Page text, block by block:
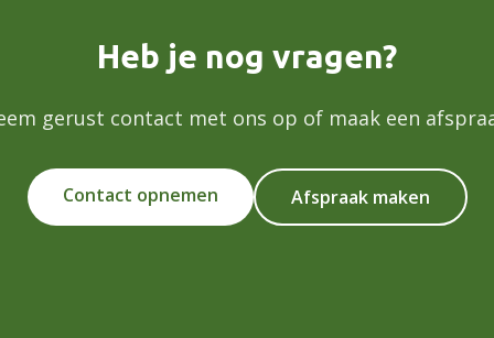
Heb je nog vragen?
gerust contact met ons op of maak een
Contact opnemen Afspraak maken